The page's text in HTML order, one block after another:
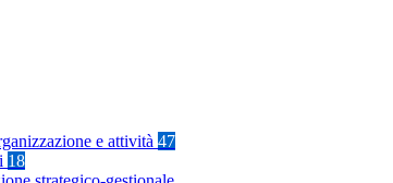
e attività 47
18